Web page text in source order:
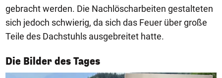
gebracht werden. Die Nachlöscharbeiten gestalteten
sich jedoch schwierig, da sich das Feuer über große
Teile des Dachstuhls ausgebreitet hatte.
Die Bilder des Tages
1/50